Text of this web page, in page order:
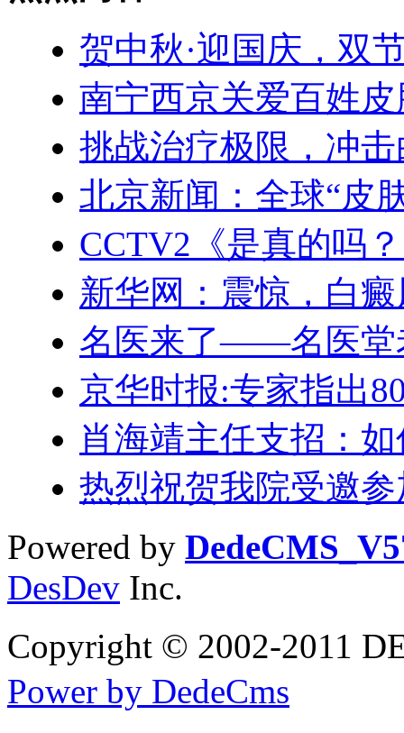
贺中秋·迎国庆，双
南宁西京关爱百姓
挑战治疗极限，冲
北京新闻：全球“皮
CCTV2《是真的吗
新华网：震惊，白
名医来了——名医堂
京华时报:专家指出
肖海靖主任支招：
热烈祝贺我院受邀
Powered by
DesDev Inc.
Copyright © 2002-2011
Power by DedeCms